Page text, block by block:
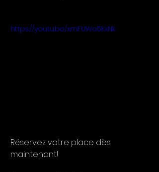
https://youtu.be/xmFUWa5KxNk
Réservez votre place dès
maintenant!